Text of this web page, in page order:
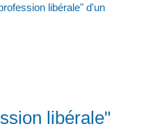
libérale" d'un
libérale"